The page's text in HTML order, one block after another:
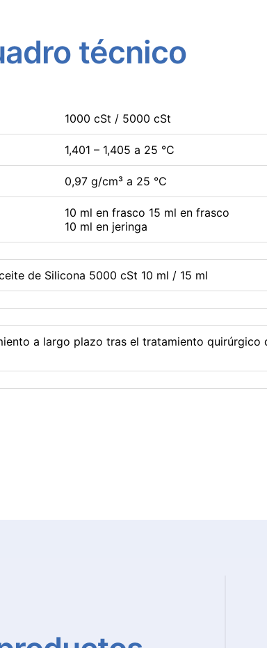
técnico
1000 cSt / 5000 cSt
1,401 – 1,405 a 25 °C
0,97 g/cm³ a 25 °C
10 ml en frasco 15 ml en frasco
10 ml en jeringa
de Silicona 5000 cSt 10 ml / 15 ml
a largo plazo tras el tratamiento quirúrgico